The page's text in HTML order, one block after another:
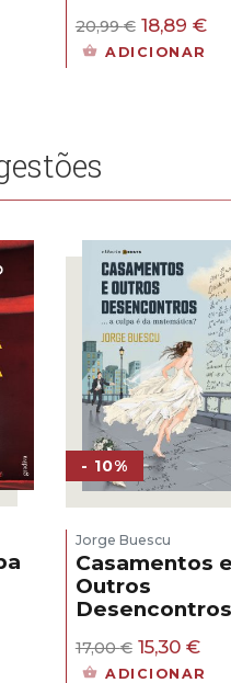
20,99€ O
preço
original
18,89 €O
ADICIONAR
- 10%
Jorge Buescu
Casamentos e
Outros
Desencontros
17,00€ O
preço
15,30 €O
ADICIONAR